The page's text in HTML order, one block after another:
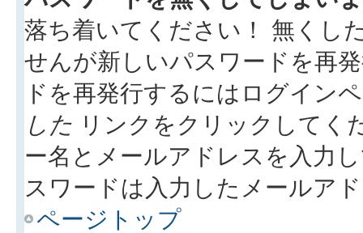
落ち着いてください！ 無くし
せんが新しいパスワードを再
ドを再発行するにはログイン
した リンクをクリックしてく
ー名とメールアドレスを入力
スワードは入力したメールア
ページトップ